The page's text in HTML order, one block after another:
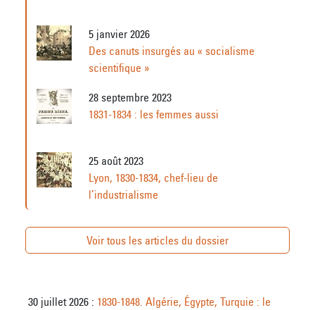
5 janvier 2026
Des canuts insurgés au « socialisme
scientifique »
28 septembre 2023
1831-1834 : les femmes aussi
25 août 2023
Lyon, 1830-1834, chef-lieu de
l’industrialisme
Voir tous les articles du dossier
30 juillet 2026 : 1830-1848. Algérie, Égypte, Turquie : le